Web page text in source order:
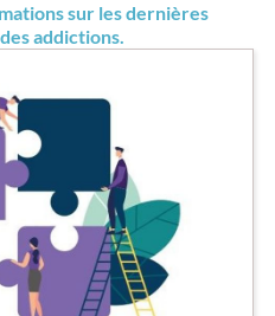
sur les dernières
addictions.